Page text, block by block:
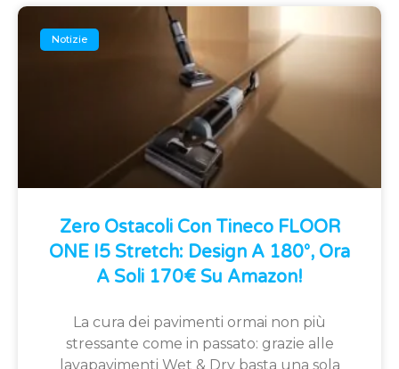
Notizie
Zero Ostacoli Con Tineco FLOOR
ONE I5 Stretch: Design A 180°, Ora
A Soli 170€ Su Amazon!
La cura dei pavimenti ormai non più
stressante come in passato: grazie alle
lavapavimenti Wet & Dry basta una sola